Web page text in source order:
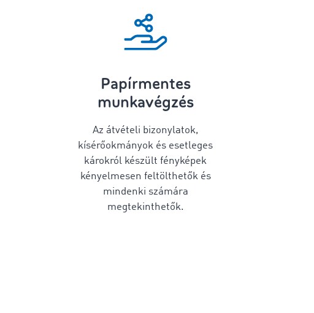
Papírmentes
munkavégzés
Az átvételi bizonylatok,
kísérőokmányok és esetleges
károkról készült fényképek
kényelmesen feltölthetők és
mindenki számára
megtekinthetők.